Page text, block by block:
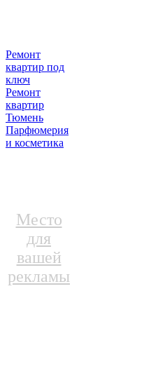
Ремонт
квартир под
ключ
Ремонт
квартир
Тюмень
Парфюмерия
и косметика
Место
для
вашей
рекламы